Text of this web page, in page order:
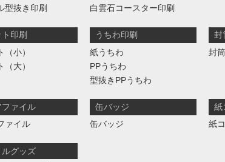
型抜き印刷
白雲石コースター印刷
印刷
（小）
（大）
うちわ印刷
紙うちわ
PPうちわ
型抜きPPうちわ
封
封
ファイル
ァイル
缶バッジ
缶バッジ
紙
紙
ルグッズ